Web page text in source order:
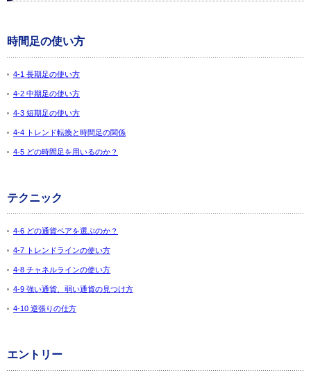
時間足の使い方
4-1 長期足の使い方
4-2 中期足の使い方
4-3 短期足の使い方
4-4 トレンド転換と時間足の関係
4-5 どの時間足を用いるのか？
テクニック
4-6 どの通貨ペアを選ぶのか？
4-7 トレンドラインの使い方
4-8 チャネルラインの使い方
4-9 強い通貨、弱い通貨の見つけ方
4-10 逆張りの仕方
エントリー